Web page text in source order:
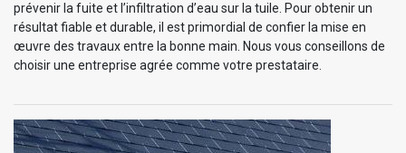
prévenir la fuite et l’infiltration d’eau sur la tuile. Pour obtenir un
résultat fiable et durable, il est primordial de confier la mise en
œuvre des travaux entre la bonne main. Nous vous conseillons de
choisir une entreprise agrée comme votre prestataire.